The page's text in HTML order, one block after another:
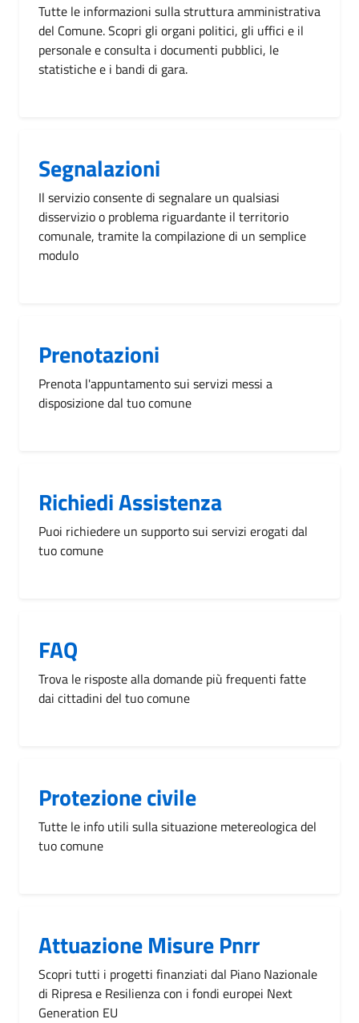
Tutte le informazioni sulla struttura amministrativa
del Comune. Scopri gli organi politici, gli uffici e il
personale e consulta i documenti pubblici, le
statistiche e i bandi di gara.
Segnalazioni
Il servizio consente di segnalare un qualsiasi
disservizio o problema riguardante il territorio
comunale, tramite la compilazione di un semplice
modulo
Prenotazioni
Prenota l'appuntamento sui servizi messi a
disposizione dal tuo comune
Richiedi Assistenza
Puoi richiedere un supporto sui servizi erogati dal
tuo comune
FAQ
Trova le risposte alla domande più frequenti fatte
dai cittadini del tuo comune
Protezione civile
Tutte le info utili sulla situazione metereologica del
tuo comune
Attuazione Misure Pnrr
Scopri tutti i progetti finanziati dal Piano Nazionale
di Ripresa e Resilienza con i fondi europei Next
Generation EU